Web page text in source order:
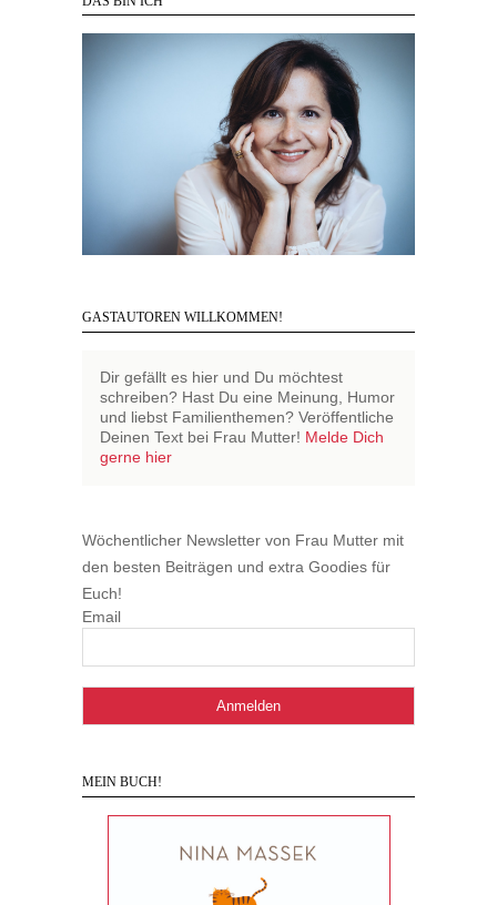
GASTAUTOREN WILLKOMMEN!
Dir gefällt es hier und Du möchtest
schreiben? Hast Du eine Meinung, Humor
und liebst Familienthemen? Veröffentliche
Deinen Text bei Frau Mutter! Melde Dich
gerne hier
Wöchentlicher Newsletter von Frau Mutter mit
den besten Beiträgen und extra Goodies für
Euch!
Email
MEIN BUCH!